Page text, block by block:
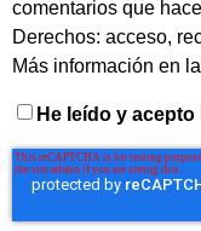
comentarios que
Derechos: acceso,
Más información en la
He leído y